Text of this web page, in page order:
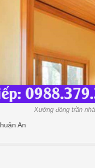
Xưởng đóng trần
An